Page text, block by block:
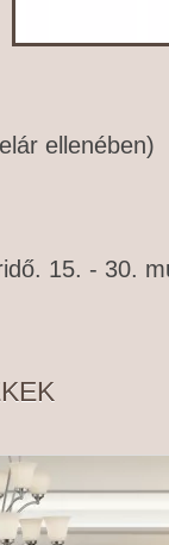
ellenében)
15. - 30.